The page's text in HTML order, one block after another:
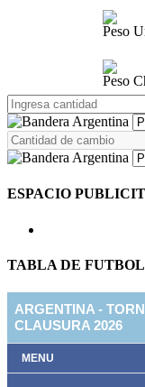
Peso
Peso
ESPACIO
TABLA DE FUTBOL